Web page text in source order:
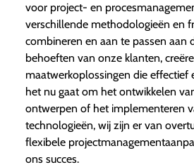
voor project- en
verschillende methodologieën en
combineren en aan te passen aan
behoeften van onze klanten,
maatwerkoplossingen die effectief
het nu gaat om het ontwikkelen
ontwerpen of het implementeren
technologieën, wij zijn er van
flexibele
ons succes.